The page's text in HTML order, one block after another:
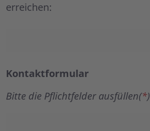
erreichen:
Kontaktformular
Bitte die Pflichtfelder ausfüllen(*)